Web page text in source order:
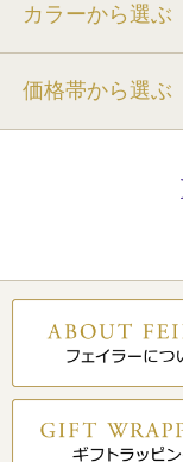
カラーから選ぶ
価格帯から選ぶ